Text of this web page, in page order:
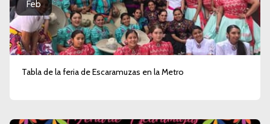
Feb
Tabla de la feria de Escaramuzas en la Metro